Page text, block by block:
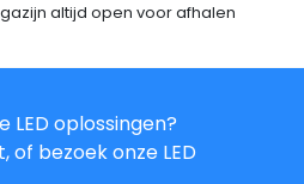
altijd open voor afhalen
LED oplossingen?
of bezoek onze LED